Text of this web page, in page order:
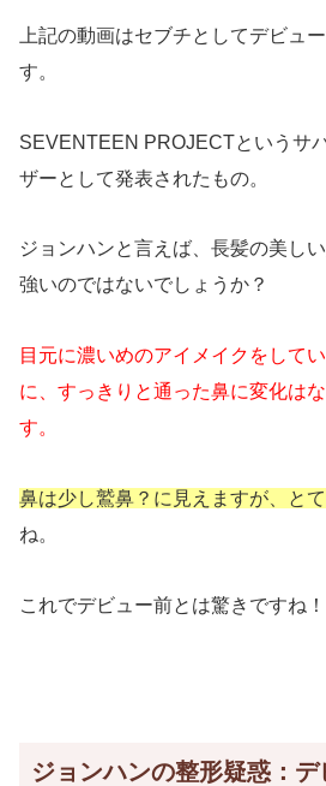
上記の動画はセブチとしてデビュ
す。
SEVENTEEN PROJECTというサ
ザーとして発表されたもの。
ジョンハンと言えば、長髪の美し
強いのではないでしょうか？
目元に濃いめのアイメイクをして
に、すっきりと通った鼻に変化は
す。
鼻は少し鷲鼻？に見えますが、と
ね。
これでデビュー前とは驚きですね！
ジョンハンの整形疑惑：デ